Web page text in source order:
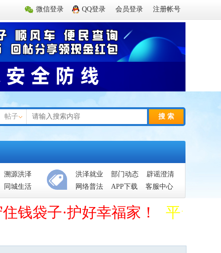
微信登录 QQ登录 会员登录 注册帐号
帖子 搜 索
溯源洪泽
同城生活
洪泽就业 部门动态
辟谣澄清
网络普法
APP下载 客服中心
钱袋子·护好幸福家！ 平台管